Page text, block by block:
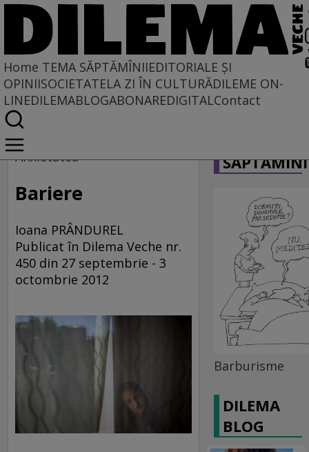
Home TEMA SĂPTĂMÎNIIEDITORIALE ȘI
OPINIISOCIETATELA ZI ÎN CULTURĂDILEME ON-
LINEDILEMABLOGABONAREDIGITALContact
Home
Tema săptămînii
Anxietatea
Bariere
Ioana PRÂNDUREL
Publicat în Dilema Veche nr.
450 din 27 septembrie - 3
octombrie 2012
Barburisme
DILEMA
BLOG